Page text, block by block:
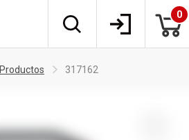
0
Productos 317162